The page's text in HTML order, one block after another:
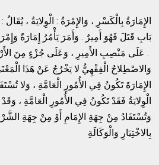
الإِمَارَةُ بِالْكَسْرِ ، وَالإِمْرَةُ : الْوِلايَةُ ،
بَابِ قَتَلَ فَهُوَ أَمِيرٌ . وَأَمَرَ يَأْمُرُ إِمَارَةً
عَلَى مَنْصِبِ الأَمِيرِ ، وَعَلَى جُزْءٍ مِنَ الأَرْضِ يَحْكُمُهُ أَمِيرٌ .
وَالاصْطِلاحُ الْفِقْهِيُّ لا يَخْرُجُ عَنْ هَذَا
الإِمَارَةَ تَكُونُ فِي الأُمُورِ الْعَامَّةِ ، وَلا
الْوِلايَةُ فَقَدْ تَكُونُ فِي الأُمُورِ الْعَامَّةِ ،
وَتُسْتَفَادُ مِنْ جِهَةِ الإِمَامِ أَوْ مِنْ جِهَةِ
بِالاخْتِيَارِ وَالْوَكَالَةِ